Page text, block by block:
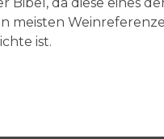
meisten
ist.